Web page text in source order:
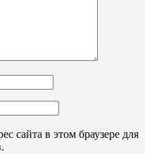
сайта в этом браузере для